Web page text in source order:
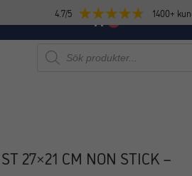
4.7/5 1400+
NYHETER 0
Produktsökning
27×21 CM NON STICK –